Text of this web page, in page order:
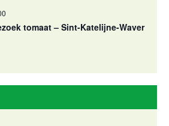
tomaat – Sint-Katelijne-Waver